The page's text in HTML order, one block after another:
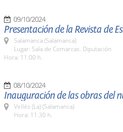
09/10/2024
Presentación de la Revista de
Salamanca (Salamanca)
Lugar: Sala de Comarcas. Diputación
Hora: 11:00 h.
08/10/2024
Inauguración de las obras del
Vellés (La) (Salamanca)
Hora: 11:30 h.